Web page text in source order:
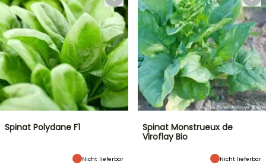
Spinat Polydane F1
Nicht lieferbar
Spinat Monstrueux de
Viroflay Bio
Nicht lieferbar